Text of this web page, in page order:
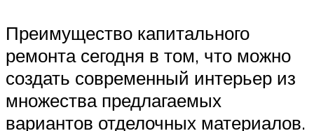
Преимущество капитального
ремонта сегодня в том, что можно
создать современный интерьер из
множества предлагаемых
вариантов отделочных материалов.